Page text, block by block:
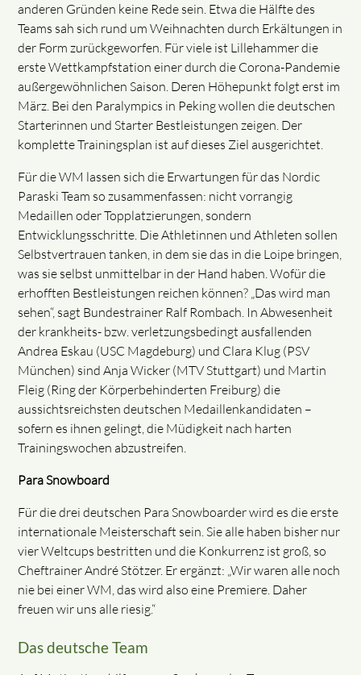
anderen Gründen keine Rede sein. Etwa die Hälfte des
Teams sah sich rund um Weihnachten durch Erkältungen in
der Form zurückgeworfen. Für viele ist Lillehammer die
erste Wettkampfstation einer durch die Corona-Pandemie
außergewöhnlichen Saison. Deren Höhepunkt folgt erst im
März. Bei den Paralympics in Peking wollen die deutschen
Starterinnen und Starter Bestleistungen zeigen. Der
komplette Trainingsplan ist auf dieses Ziel ausgerichtet.
Für die WM lassen sich die Erwartungen für das Nordic
Paraski Team so zusammenfassen: nicht vorrangig
Medaillen oder Topplatzierungen, sondern
Entwicklungsschritte. Die Athletinnen und Athleten sollen
Selbstvertrauen tanken, in dem sie das in die Loipe bringen,
was sie selbst unmittelbar in der Hand haben. Wofür die
erhofften Bestleistungen reichen können? „Das wird man
sehen“, sagt Bundestrainer Ralf Rombach. In Abwesenheit
der krankheits- bzw. verletzungsbedingt ausfallenden
Andrea Eskau (USC Magdeburg) und Clara Klug (PSV
München) sind Anja Wicker (MTV Stuttgart) und Martin
Fleig (Ring der Körperbehinderten Freiburg) die
aussichtsreichsten deutschen Medaillenkandidaten –
sofern es ihnen gelingt, die Müdigkeit nach harten
Trainingswochen abzustreifen.
Para Snowboard
Für die drei deutschen Para Snowboarder wird es die erste
internationale Meisterschaft sein. Sie alle haben bisher nur
vier Weltcups bestritten und die Konkurrenz ist groß, so
Cheftrainer André Stötzer. Er ergänzt: „Wir waren alle noch
nie bei einer WM, das wird also eine Premiere. Daher
freuen wir uns alle riesig.“
Das deutsche Team